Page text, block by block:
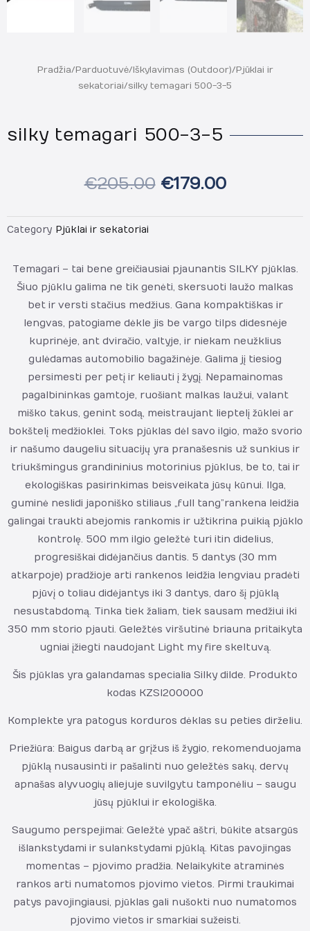
Pradžia/Parduotuvė/Iškylavimas (Outdoor)/Pjūklai ir
sekatoriai/ silky temagari 500-3-5
silky temagari 500-3-5
€205.00 €179.00
Category Pjūklai ir sekatoriai
Temagari – tai bene greičiausiai pjaunantis SILKY pjūklas.
Šiuo pjūklu galima ne tik genėti, skersuoti laužo malkas
bet ir versti stačius medžius. Gana kompaktiškas ir
lengvas, patogiame dėkle jis be vargo tilps didesnėje
kuprinėje, ant dviračio, valtyje, ir niekam neužklius
gulėdamas automobilio bagažinėje. Galima jį tiesiog
persimesti per petį ir keliauti į žygį. Nepamainomas
pagalbininkas gamtoje, ruošiant malkas laužui, valant
miško takus, genint sodą, meistraujant lieptelį žūklei ar
bokštelį medžioklei. Toks pjūklas dėl savo ilgio, mažo svorio
ir našumo daugeliu situacijų yra pranašesnis už sunkius ir
triukšmingus grandininius motorinius pjūklus, be to, tai ir
ekologiškas pasirinkimas beisveikata jūsų kūnui. Ilga,
guminė neslidi japoniško stiliaus „full tang”rankena leidžia
galingai traukti abejomis rankomis ir užtikrina puikią pjūklo
kontrolę. 500 mm ilgio geležtė turi itin didelius,
progresiškai didėjančius dantis. 5 dantys (30 mm
atkarpoje) pradžioje arti rankenos leidžia lengviau pradėti
pjūvį o toliau didėjantys iki 3 dantys, daro šį pjūklą
nesustabdomą. Tinka tiek žaliam, tiek sausam medžiui iki
350 mm storio pjauti. Geležtės viršutinė briauna pritaikyta
ugniai įžiegti naudojant Light my fire skeltuvą.
Šis pjūklas yra galandamas specialia Silky dilde. Produkto
kodas KZSI200000
Komplekte yra patogus korduros dėklas su peties dirželiu.
Priežiūra: Baigus darbą ar grįžus iš žygio, rekomenduojama
pjūklą nusausinti ir pašalinti nuo geležtės sakų, dervų
apnašas alyvuogių aliejuje suvilgytu tamponėliu – saugu
jūsų pjūklui ir ekologiška.
Saugumo perspejimai: Geležtė ypač aštri, būkite atsargūs
išlankstydami ir sulankstydami pjūklą. Kitas pavojingas
momentas – pjovimo pradžia. Nelaikykite atraminės
rankos arti numatomos pjovimo vietos. Pirmi traukimai
patys pavojingiausi, pjūklas gali nušokti nuo numatomos
pjovimo vietos ir smarkiai sužeisti.